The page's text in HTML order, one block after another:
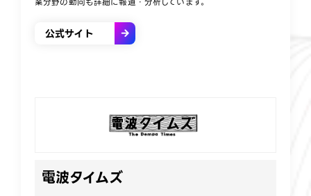
公式サイト
電波タイムズ